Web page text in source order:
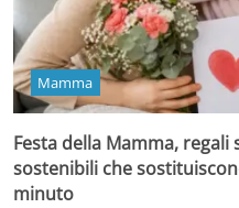
Mamma
Festa della Mamma, regali
sostenibili che
minuto